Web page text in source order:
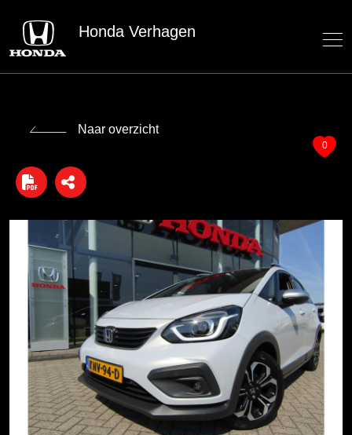
Honda Verhagen
Naar overzicht
0